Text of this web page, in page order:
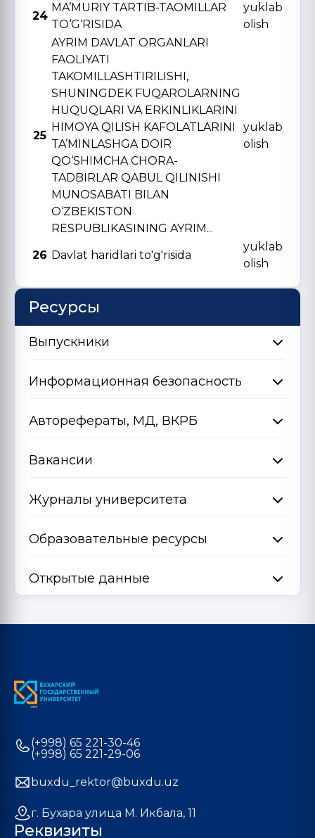
24
MA’MURIY TARTIB-TAOMILLAR
TO‘G‘RISIDA
yuklab
olish
25
AYRIM DAVLAT ORGANLARI
FAOLIYATI
TAKOMILLASHTIRILISHI,
SHUNINGDЕK FUQAROLARNING
HUQUQLARI VA ERKINLIKLARINI
HIMOYA QILISH KAFOLATLARINI
TA’MINLASHGA DOIR
QO‘SHIMCHA CHORA-
TADBIRLAR QABUL QILINISHI
MUNOSABATI BILAN
O‘ZBЕKISTON
RЕSPUBLIKASINING AYRIM...
yuklab
olish
26 Davlat haridlari to'g'risida
yuklab
olish
Ресурсы
Выпускники
Информационная безопасность
Авторефераты, МД, ВКРБ
Вакансии
Журналы университета
Образовательные ресурсы
Открытые данные
(+998) 65 221-30-46
(+998) 65 221-29-06
buxdu_rektor@buxdu.uz
г. Бухара улица М. Икбала, 11
Реквизиты